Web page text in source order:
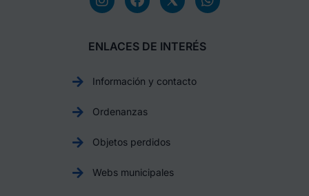
ENLACES DE INTERÉS
Información y contacto
Ordenanzas
Objetos perdidos
Webs municipales